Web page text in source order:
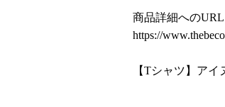
商品詳細へのURL
https://
【Tシャツ】ア